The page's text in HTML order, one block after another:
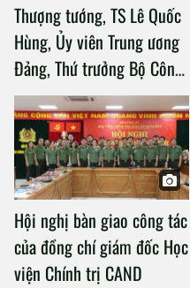
Thượng tướng, TS Lê Quốc
Hùng, Ủy viên Trung ương
Đảng, Thứ trưởng Bộ Công
an làm việc với Học viện
Chính trị Công an nhân dân
Hội nghị bàn giao công tác
của đồng chí giám đốc Học
viện Chính trị CAND